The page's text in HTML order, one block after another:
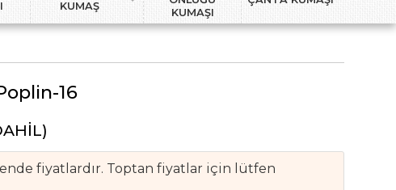
KUMAŞ
KUMAŞI
16
fiyatlardır. Toptan fiyatlar için lütfen